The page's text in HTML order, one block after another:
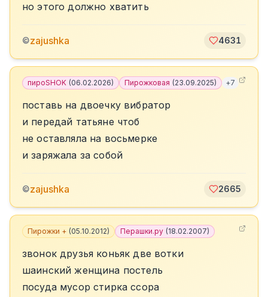
но этого должно хватить
©zajushka 4631
пироSHOK (06.02.2026) Пирожковая (23.09.2025) +7
поставь на двоечку вибратор
и передай татьяне чтоб
не оставляла на восьмерке
и заряжала за собой
©zajushka 2665
Пирожки + (05.10.2012) Перашки.ру (18.02.2007)
звонок друзья коньяк две вотки
шаинский женщина постель
посуда мусор стирка ссора